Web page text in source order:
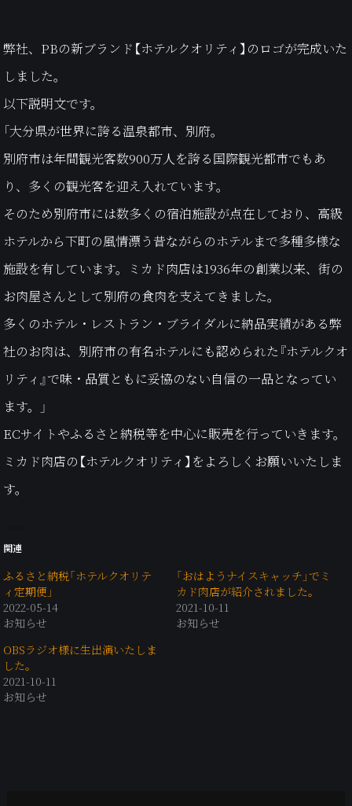
弊社、PBの新ブランド【ホテルクオリティ】のロゴが完成いた
しました。
以下説明文です。
「大分県が世界に誇る温泉都市、別府。
別府市は年間観光客数900万人を誇る国際観光都市でもあ
り、多くの観光客を迎え入れています。
そのため別府市には数多くの宿泊施設が点在しており、高級
ホテルから下町の風情漂う昔ながらのホテルまで多種多様な
施設を有しています。ミカド肉店は1936年の創業以来、街の
お肉屋さんとして別府の食肉を支えてきました。
多くのホテル・レストラン・ブライダルに納品実績がある弊
社のお肉は、別府市の有名ホテルにも認められた『ホテルクオ
リティ』で味・品質ともに妥協のない自信の一品となってい
ます。
」
ECサイトやふるさと納税等を中心に販売を行っていきます。
ミカド肉店の【ホテルクオリティ】をよろしくお願いいたしま
す。
関連
ふるさと納税「ホテルクオリテ
ィ定期便」
2022-05-14
お知らせ
「おはようナイスキャッチ」でミ
カド肉店が紹介されました。
2021-10-11
お知らせ
OBSラジオ様に生出演いたしま
した。
2021-10-11
お知らせ